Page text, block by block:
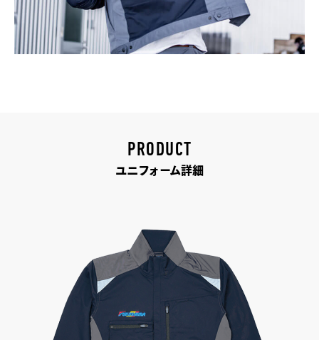
PRODUCT
ユニフォーム詳細